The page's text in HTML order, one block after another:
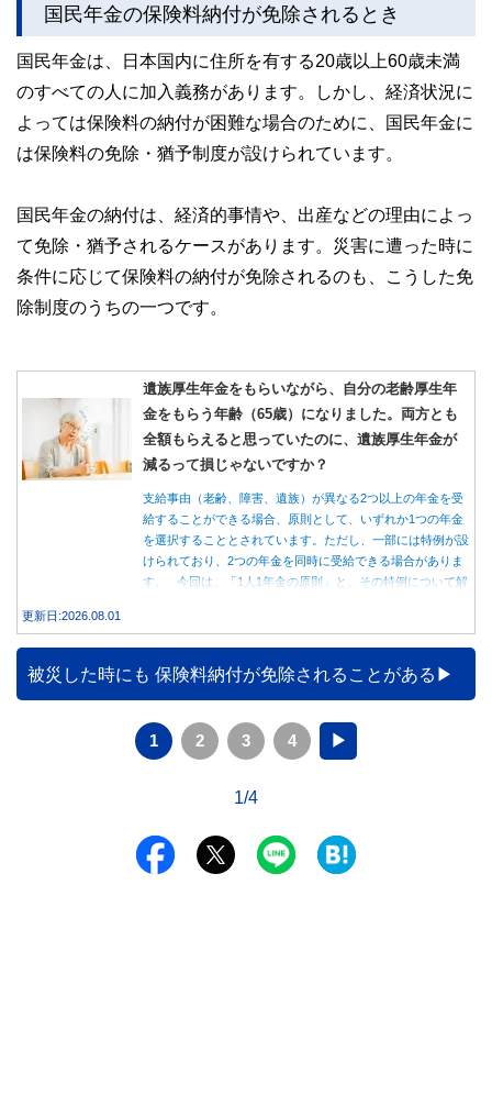
国民年金の保険料納付が免除されるとき
国民年金は、日本国内に住所を有する20歳以上60歳未満
のすべての人に加入義務があります。しかし、経済状況に
よっては保険料の納付が困難な場合のために、国民年金に
は保険料の免除・猶予制度が設けられています。
国民年金の納付は、経済的事情や、出産などの理由によっ
て免除・猶予されるケースがあります。災害に遭った時に
条件に応じて保険料の納付が免除されるのも、こうした免
除制度のうちの一つです。
遺族厚生年金をもらいながら、自分の老齢厚生年
金をもらう年齢（65歳）になりました。両方とも
全額もらえると思っていたのに、遺族厚生年金が
減るって損じゃないですか？
支給事由（老齢、障害、遺族）が異なる2つ以上の年金を受
給することができる場合、原則として、いずれか1つの年金
を選択することとされています。ただし、一部には特例が設
けられており、2つの年金を同時に受給できる場合がありま
す。 今回は、「1人1年金の原則」と、その特例について解
更新日:2026.08.01
被災した時にも 保険料納付が免除されることがある
1 2 3 4 ▶
1/4